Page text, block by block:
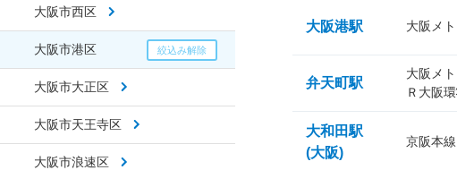
大阪市西区
大阪市港区
大阪市大正区
大阪市天王寺区
大阪市浪速区
大阪港駅 大阪メ
弁天町駅
大阪メ
Ｒ大阪
大和田駅
(大阪)
京阪本線